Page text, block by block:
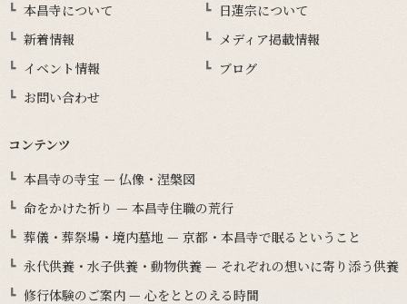
本昌寺について
日蓮宗について
新着情報
メディア掲載情報
イベント情報
ブログ
お問い合わせ
コンテンツ
本昌寺の寺宝 — 仏像・涅槃図
命をかけた祈り — 本昌寺住職の荒行
葬儀・葬祭場・境内墓地 — 京都・本昌寺で眠るということ
永代供養・水子供養・動物供養 — それぞれの想いに寄り添う供養
修行体験のご案内 — 心をととのえる時間